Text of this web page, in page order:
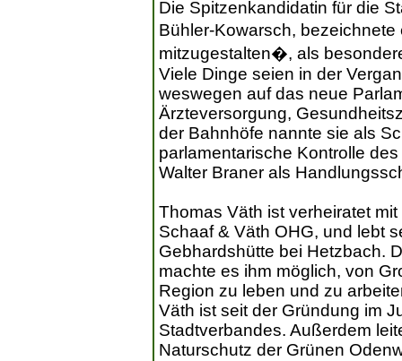
Die Spitzenkandidatin für die
Bühler-Kowarsch,
mitzugestalten�, als
Viele Dinge seien in der
weswegen auf das neue
Ärzteversorgung,
der Bahnhöfe nannte sie als
parlamentarische Kontrolle
Walter Braner als
Thomas Väth ist verheiratet
Schaaf & Väth OHG, und lebt
Gebhardshütte bei Hetzbach.
machte es ihm möglich, von
Region zu leben und zu
Väth ist seit der Gründung im
Stadtverbandes. Außerdem
Naturschutz der Grünen